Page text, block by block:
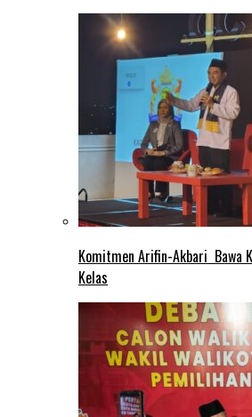
Komitmen Arifin-Akbari Bawa
Kelas